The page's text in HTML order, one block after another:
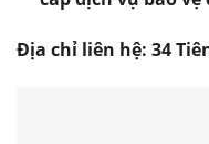
Địa chỉ liên hệ: 34